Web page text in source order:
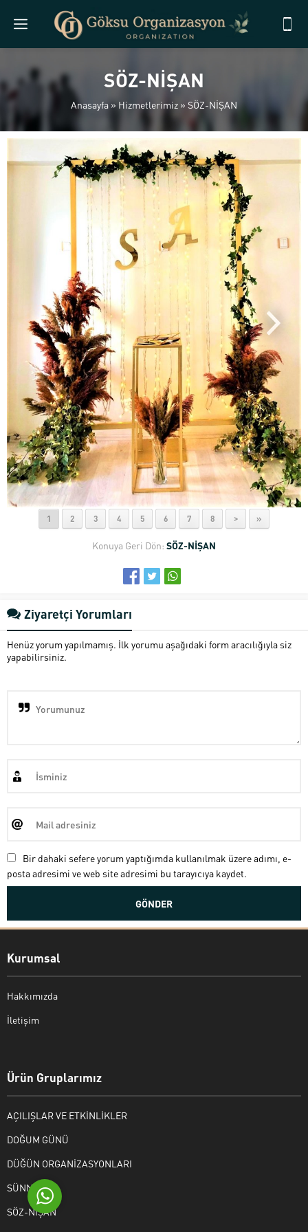
SÖZ-NİŞAN
Anasayfa »Hizmetlerimiz » SÖZ-NİŞAN
1 2 3 4 5 6 7 8 > »
Konuya Geri Dön: SÖZ-NİŞAN
Ziyaretçi Yorumları
Henüz yorum yapılmamış. İlk yorumu aşağıdaki form aracılığıyla siz
yapabilirsiniz.
Bir dahaki sefere yorum yaptığımda kullanılmak üzere adımı, e-
posta adresimi ve web site adresimi bu tarayıcıya kaydet.
Kurumsal
Hakkımızda
İletişim
Ürün Gruplarımız
AÇILIŞLAR VE ETKİNLİKLER
DOĞUM GÜNÜ
DÜĞÜN ORGANİZASYONLARI
SÜNNET
SÖZ-NİŞAN